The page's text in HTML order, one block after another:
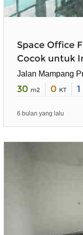
Space Office
Cocok untuk
Jalan Mampang
30 m2 0 KT 1
6 bulan yang lalu